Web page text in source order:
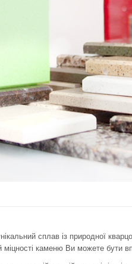
сплав із природної
каменю Ви можете бути